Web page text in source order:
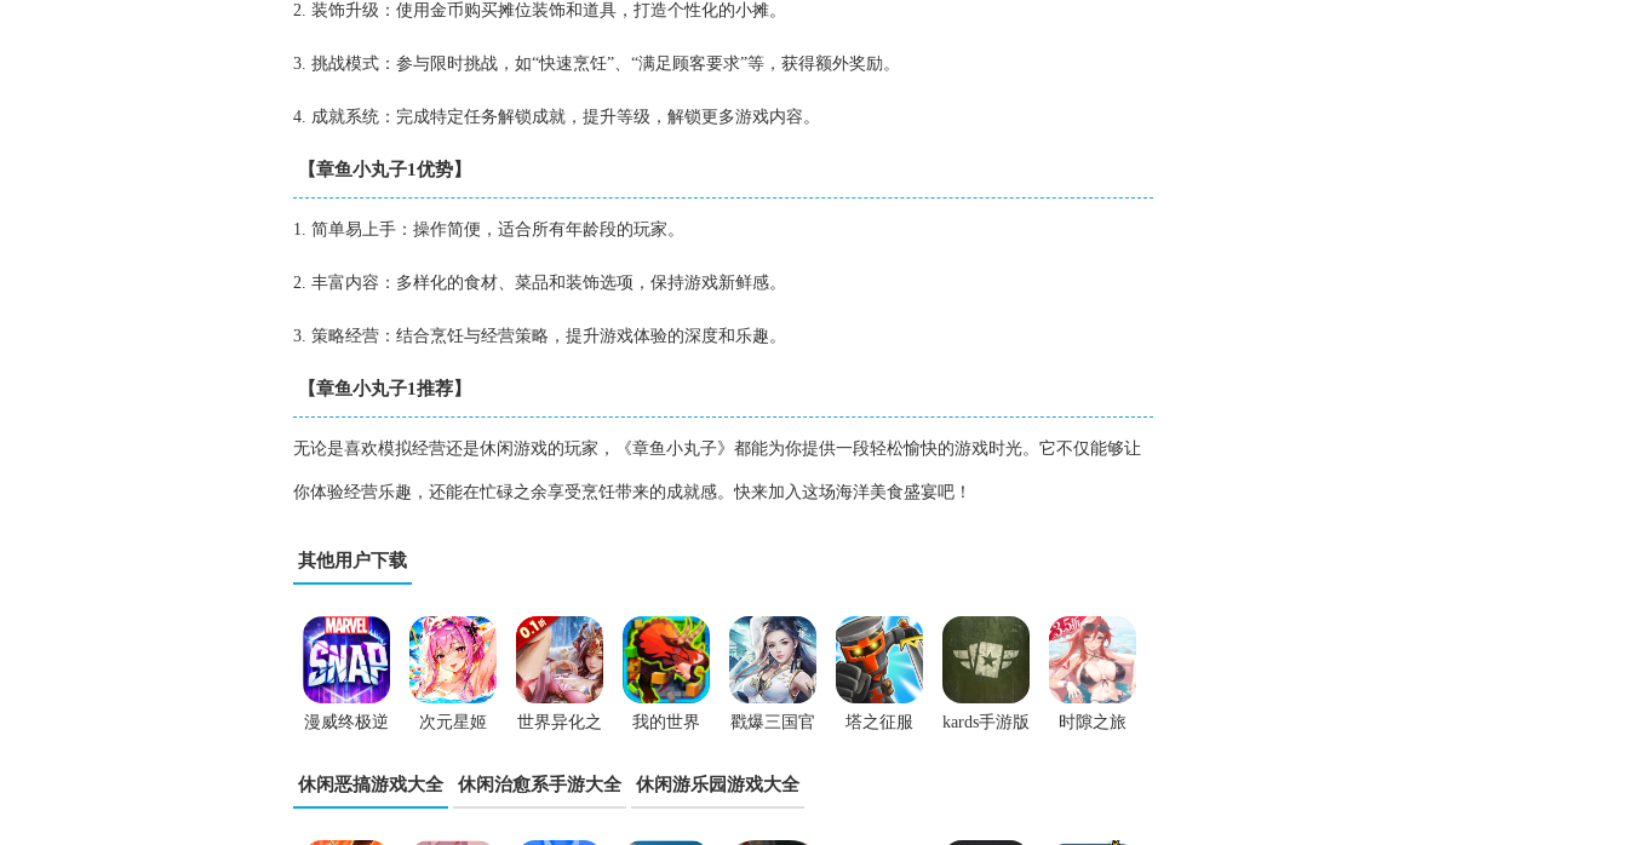
2. 装饰升级：使用金币购买摊位装饰和道具，打造个性化的小摊。
3. 挑战模式：参与限时挑战，如“快速烹饪”、“满足顾客要求”等，获得额外奖励。
4. 成就系统：完成特定任务解锁成就，提升等级，解锁更多游戏内容。
【章鱼小丸子1优势】
1. 简单易上手：操作简便，适合所有年龄段的玩家。
2. 丰富内容：多样化的食材、菜品和装饰选项，保持游戏新鲜感。
3. 策略经营：结合烹饪与经营策略，提升游戏体验的深度和乐趣。
【章鱼小丸子1推荐】
无论是喜欢模拟经营还是休闲游戏的玩家，《章鱼小丸子》都能为你提供一段轻松愉快的游戏时光。它不仅能够让
你体验经营乐趣，还能在忙碌之余享受烹饪带来的成就感。快来加入这场海洋美食盛宴吧！
其他用户下载
漫威终极逆
转国际服
次元星姬 世界异化之
后手游
我的世界
1.16.0.58基
戳爆三国官
方最新版
塔之征服 kards手游版 时隙之旅
休闲恶搞游戏大全 休闲治愈系手游大全 休闲游乐园游戏大全